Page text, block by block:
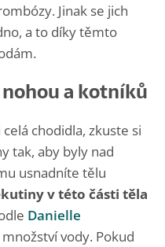
Jinak se jich
a to díky těmto
a kotníků
chodidla, zkuste si
tak, aby byly nad
usnadníte tělu
v této části těla
Danielle
vody. Pokud